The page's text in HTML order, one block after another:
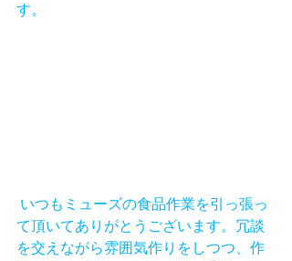
す。
いつもミューズの食品作業を引っ張っ
て頂いてありがとうございます。冗談
を交えながら雰囲気作りをしつつ、作